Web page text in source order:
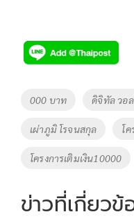
Tags
000 บาท ดิจิทัล วอ
เผ่าภูมิ โรจนสกุล โ
โครงการเติมเงิน10000
ข่าวที่เกี่ยวข้